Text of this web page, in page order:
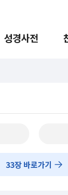
성경사전
33장 바로가기